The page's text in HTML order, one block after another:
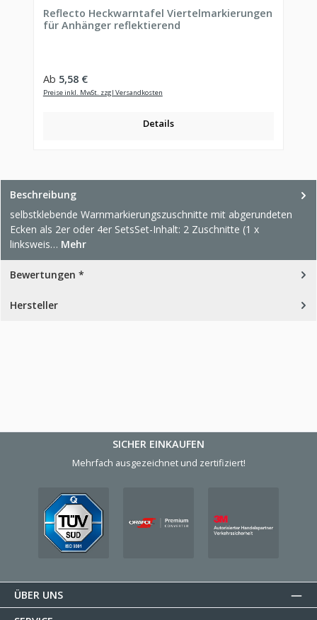
Reflecto Heckwarntafel Viertelmarkierungen
für Anhänger reflektierend
Regulärer Preis:
Ab 5,58 €
Preise inkl. MwSt. zzgl Versandkosten
Details
Beschreibung
selbstklebende Warnmarkierungszuschnitte mit abgerundeten
Ecken als 2er oder 4er SetsSet-Inhalt: 2 Zuschnitte (1 x
linksweis… Mehr
Bewertungen *
Hersteller
SICHER EINKAUFEN
Mehrfach ausgezeichnet und zertifiziert!
ÜBER UNS